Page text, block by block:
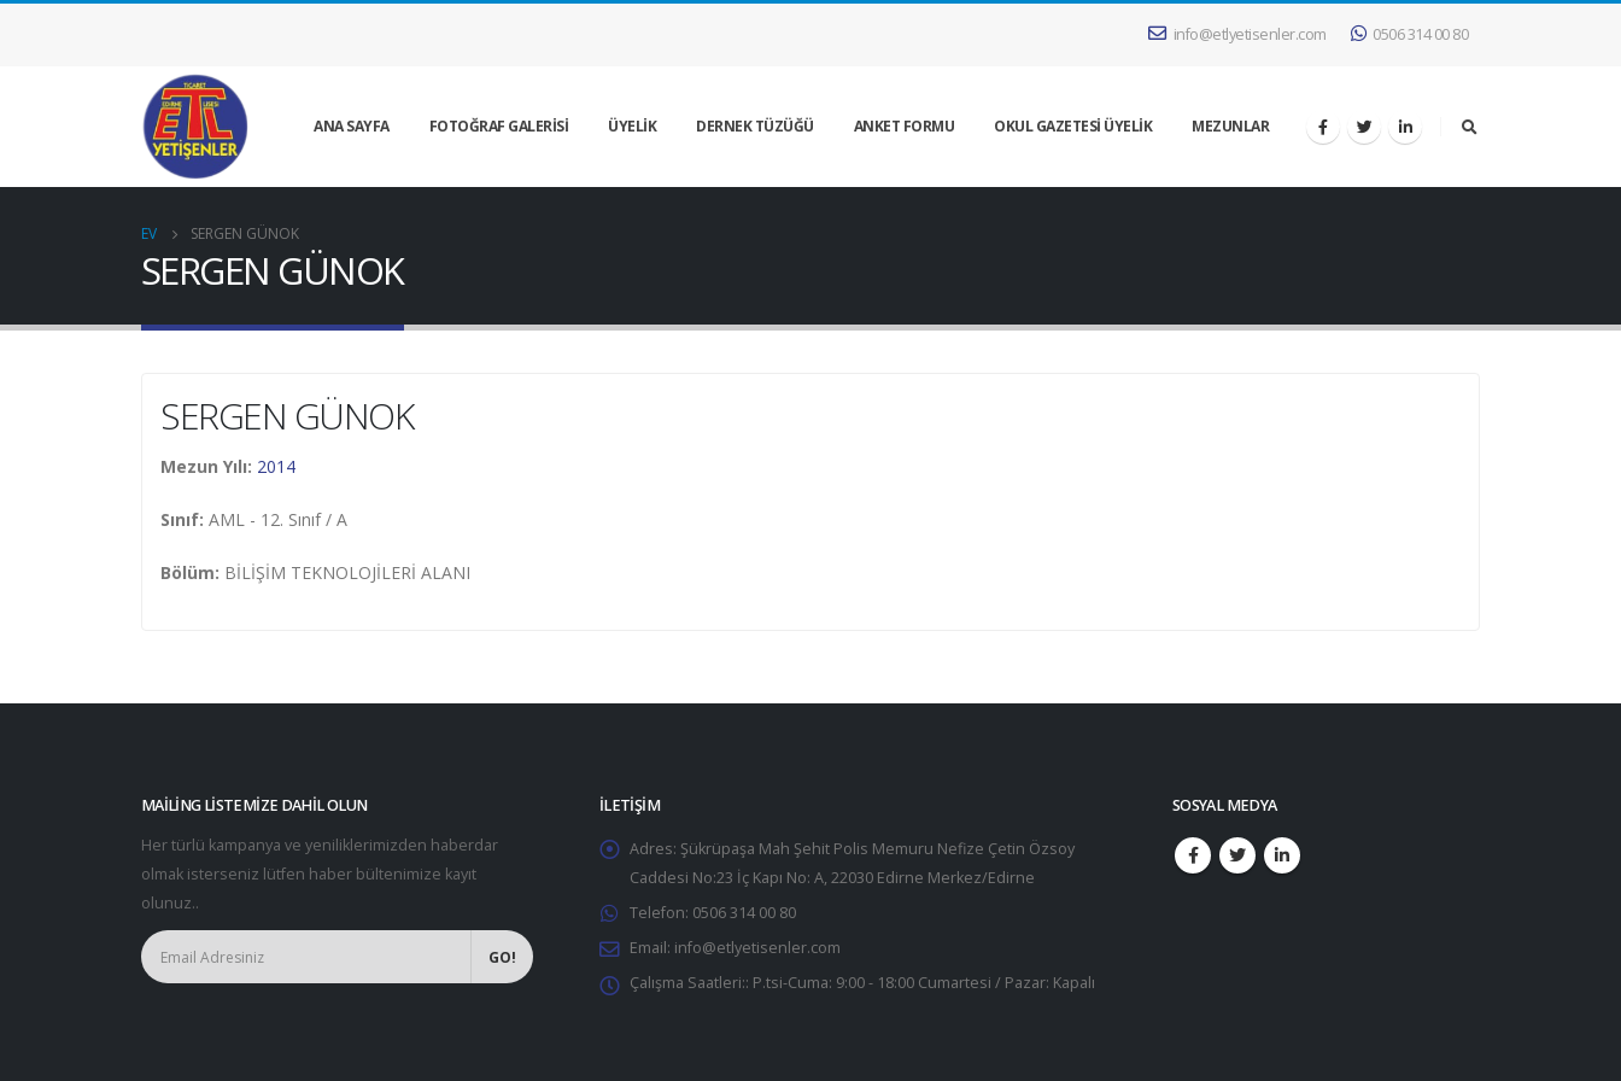
info@etlyetisenler.com 0506 314 00 80
ANA SAYFA FOTOĞRAF GALERİSİ ÜYELİK DERNEK TÜZÜĞÜ ANKET FORMU OKUL GAZETESİ ÜYELİK MEZUNLAR
EV SERGEN GÜNOK
SERGEN GÜNOK
SERGEN GÜNOK
Mezun Yılı: 2014
Sınıf: AML - 12. Sınıf / A
Bölüm: BİLİŞİM TEKNOLOJİLERİ ALANI
MAILING LISTEMIZE DAHIL OLUN
Her türlü kampanya ve yeniliklerimizden haberdar
olmak isterseniz lütfen haber bültenimize kayıt
olunuz..
İLETIŞIM
Adres: Şükrüpaşa Mah Şehit Polis Memuru Nefize Çetin Özsoy
Caddesi No:23 İç Kapı No: A, 22030 Edirne Merkez/Edirne
Telefon: 0506 314 00 80
Email: info@etlyetisenler.com
Çalışma Saatleri:: P.tsi-Cuma: 9:00 - 18:00 Cumartesi / Pazar: Kapalı
SOSYAL MEDYA